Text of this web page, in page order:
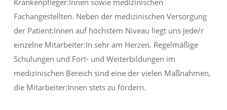
Fachangestellten. Neben der medizinischen Versorgung
der Patient:Innen auf höchstem Niveau liegt uns jede/r
einzelne Mitarbeiter:In sehr am Herzen. Regelmäßige
Schulungen und Fort- und Weiterbildungen im
medizinischen Bereich sind eine der vielen Maßnahmen,
die Mitarbeiter:Innen stets zu fördern.